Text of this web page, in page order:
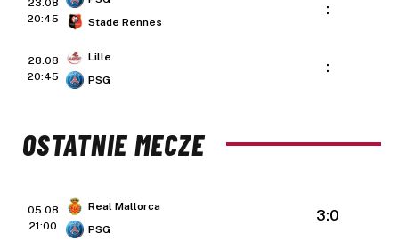
23.08
20:45
Stade Rennes
:
28.08
20:45
Lille
PSG
:
OSTATNIE MECZE
05.08
21:00
Real Mallorca
PSG
3:0